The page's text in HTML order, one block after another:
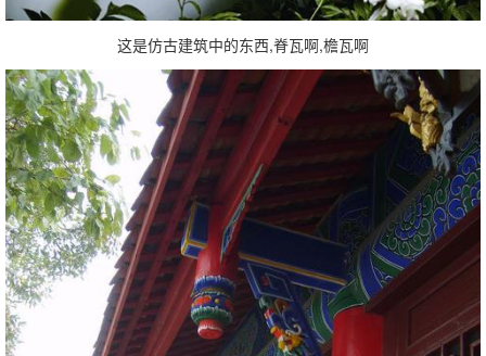
这是仿古建筑中的东西,脊瓦啊,檐瓦啊